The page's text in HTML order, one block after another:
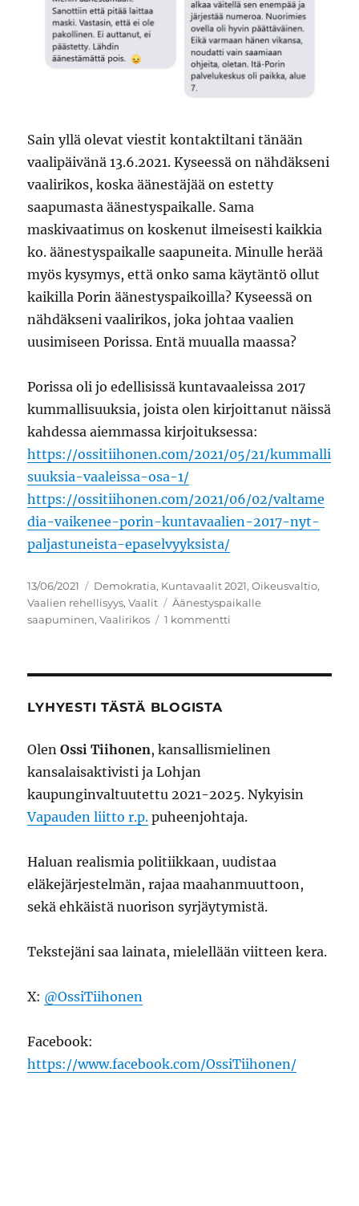
Sain yllä olevat viestit kontaktiltani tänään
vaalipäivänä 13.6.2021. Kyseessä on nähdäkseni
vaalirikos, koska äänestäjää on estetty
saapumasta äänestyspaikalle. Sama
maskivaatimus on koskenut ilmeisesti kaikkia
ko. äänestyspaikalle saapuneita. Minulle herää
myös kysymys, että onko sama käytäntö ollut
kaikilla Porin äänestyspaikoilla? Kyseessä on
nähdäkseni vaalirikos, joka johtaa vaalien
uusimiseen Porissa. Entä muualla maassa?
Porissa oli jo edellisissä kuntavaaleissa 2017
kummallisuuksia, joista olen kirjoittanut näissä
kahdessa aiemmassa kirjoituksessa:
https://ossitiihonen.com/2021/05/21/kummalli
suuksia-vaaleissa-osa-1/
https://ossitiihonen.com/2021/06/02/valtame
dia-vaikenee-porin-kuntavaalien-2017-nyt-
paljastuneista-epaselvyyksista/
Julkaistu
13/06/2021 Kategoriat
Demokratia, Kuntavaalit 2021,Oikeusvaltio,
Vaalien rehellisyys,Vaalit Avainsanat
Äänestyspaikalle
saapuminen,Vaalirikos 1 kommentti
LYHYESTI TÄSTÄ BLOGISTA
OlenOssi Tiihonen, kansallismielinen
kansalaisaktivisti ja Lohjan
kaupunginvaltuutettu 2021-2025. Nykyisin
Vapauden liitto r.p. puheenjohtaja.
Haluan realismia politiikkaan, uudistaa
eläkejärjestelmän, rajaa maahanmuuttoon,
sekä ehkäistä nuorison syrjäytymistä.
Tekstejäni saa lainata, mielellään viitteen kera.
X: @OssiTiihonen
Facebook:
https://www.facebook.com/OssiTiihonen/